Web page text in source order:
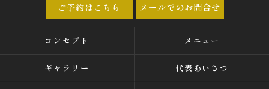
ご予約はこちら メールでのお問合せ
コンセプト メニュー
ギャラリー 代表あいさつ